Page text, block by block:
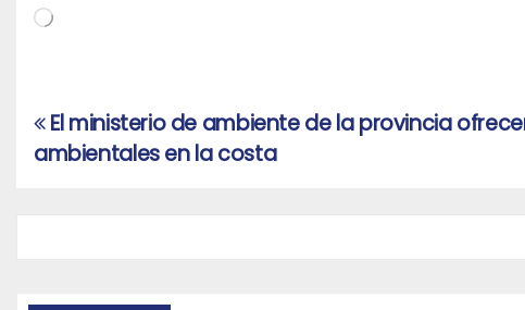
Cargando...
Navegación
de
El ministerio de ambiente de la provincia
ambientales en la costa